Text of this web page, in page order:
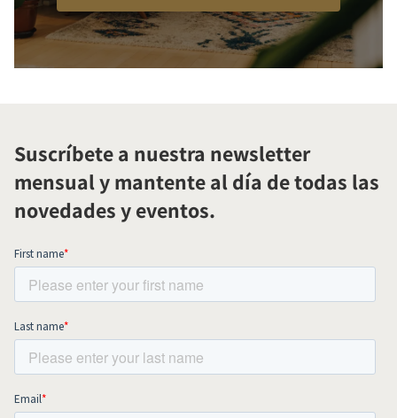
Suscríbete a nuestra newsletter
mensual y mantente al día de todas las
novedades y eventos.